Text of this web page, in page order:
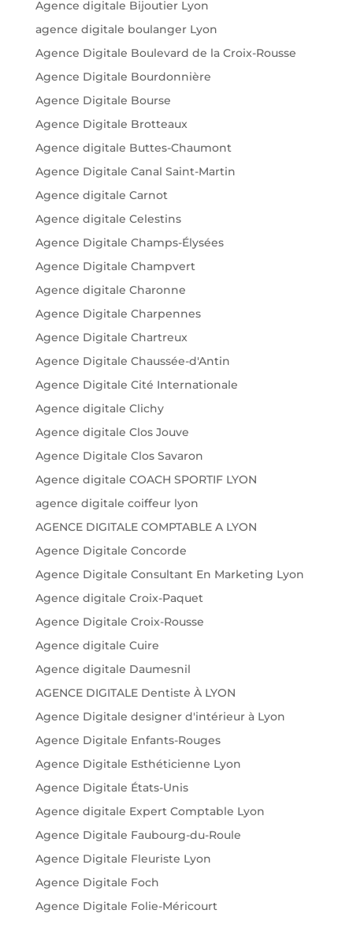
Agence digitale Bijoutier Lyon
agence digitale boulanger Lyon
Agence Digitale Boulevard de la Croix-Rousse
Agence Digitale Bourdonnière
Agence Digitale Bourse
Agence Digitale Brotteaux
Agence digitale Buttes-Chaumont
Agence Digitale Canal Saint-Martin
Agence digitale Carnot
Agence digitale Celestins
Agence Digitale Champs-Élysées
Agence Digitale Champvert
Agence digitale Charonne
Agence Digitale Charpennes
Agence Digitale Chartreux
Agence Digitale Chaussée-d'Antin
Agence Digitale Cité Internationale
Agence digitale Clichy
Agence digitale Clos Jouve
Agence Digitale Clos Savaron
Agence digitale COACH SPORTIF LYON
agence digitale coiffeur lyon
AGENCE DIGITALE COMPTABLE A LYON
Agence Digitale Concorde
Agence Digitale Consultant En Marketing Lyon
Agence digitale Croix-Paquet
Agence Digitale Croix-Rousse
Agence digitale Cuire
Agence digitale Daumesnil
AGENCE DIGITALE Dentiste À LYON
Agence Digitale designer d'intérieur à Lyon
Agence Digitale Enfants-Rouges
Agence Digitale Esthéticienne Lyon
Agence Digitale États-Unis
Agence digitale Expert Comptable Lyon
Agence Digitale Faubourg-du-Roule
Agence Digitale Fleuriste Lyon
Agence Digitale Foch
Agence Digitale Folie-Méricourt